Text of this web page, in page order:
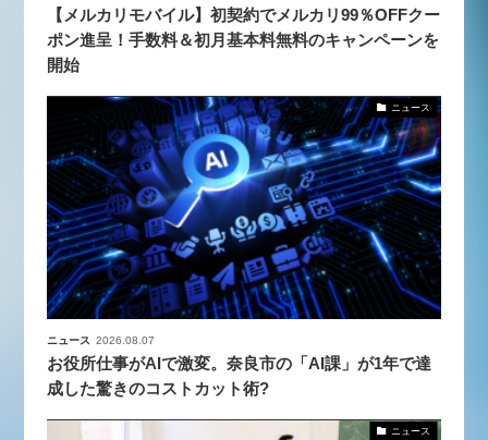
【メルカリモバイル】初契約でメルカリ99％OFFクー
ポン進呈！手数料＆初月基本料無料のキャンペーンを
開始
ニュース
ニュース 2026.08.07
お役所仕事がAIで激変。奈良市の「AI課」が1年で達
成した驚きのコストカット術?
ニュース